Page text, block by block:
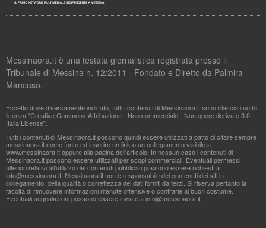
Messinaora.it è una testata giornalistica registrata presso il
Tribunale di Messina n. 12/2011 - Fondato e Diretto da Palmira
Mancuso.
Eccetto dove diversamente indicato, tutti i contenuti di Messinaora.it sono rilasciati sotto
licenza "Creative Commons Attribuzione - Non commerciale - Non opere derivate 3.0
Italia License".
Tutti i contenuti di Messinaora.it possono quindi essere utilizzati a patto di citare sempre
messinaora.it come fonte ed inserire un link o un collegamento visibile a
www.messinaora.it oppure alla pagina dell'articolo. In nessun caso i contenuti di
Messinaora.it possono essere utilizzati per scopi commerciali. Eventuali permessi
ulteriori relativi all'utilizzo dei contenuti pubblicati possono essere richiesti a
info@messinaora.it . Messinaora.it non è responsabile dei contenuti dei siti in
collegamento, della qualità o correttezza dei dati forniti da terzi. Si riserva pertanto la
facoltà di rimuovere informazioni ritenute offensive o contrarie al buon costume.
Eventuali segnalazioni possono essere inviate ainfo@messinaora.it